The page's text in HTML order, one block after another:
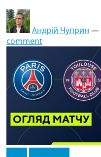
Андрій Чуприн —
comment